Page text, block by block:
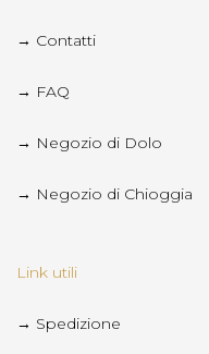
→ Contatti
→ FAQ
→ Negozio di Dolo
→ Negozio di Chioggia
Link utili
→ Spedizione